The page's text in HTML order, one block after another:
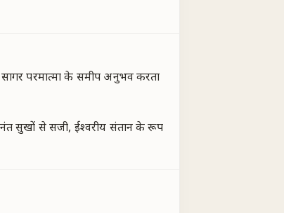
परमात्मा के समीप अनुभव करता
सुखों से सजी, ईश्वरीय संतान के रूप